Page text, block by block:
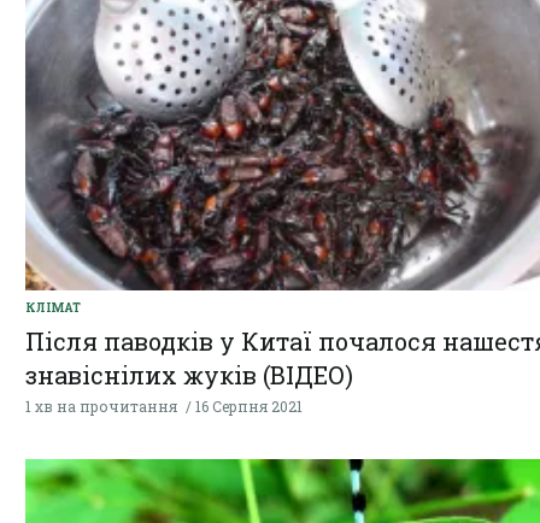
КЛІМАТ
Після паводків у Китаї почалося
знавіснілих жуків (ВІДЕО)
1 хв на прочитання 16 Серпня 2021